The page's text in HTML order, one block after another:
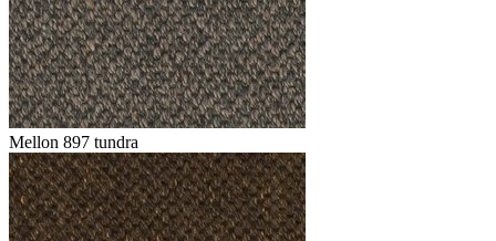
Mellon 897 tundra